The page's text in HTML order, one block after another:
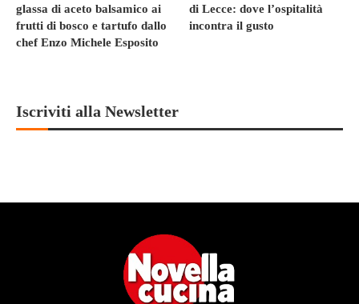
glassa di aceto balsamico ai
frutti di bosco e tartufo dallo
chef Enzo Michele Esposito
di Lecce: dove l’ospitalità
incontra il gusto
Iscriviti alla Newsletter